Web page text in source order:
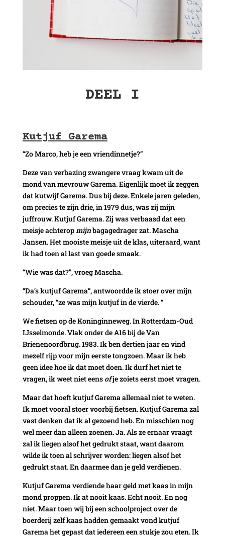
DEEL I
Kutjuf Garema
“Zo Marco, heb je een vriendinnetje?”
Deze van verbazing zwangere vraag kwam uit de
mond van mevrouw Garema. Eigenlijk moet ik zeggen
dat kutwijf Garema. Dus bij deze. Enkele jaren geleden,
om precies te zijn drie, in 1979 dus, was zij mijn
juffrouw. Kutjuf Garema. Zij was verbaasd dat een
meisje achteropmijnbagagedrager zat. Mascha
Jansen. Het mooiste meisje uit de klas, uiteraard, want
ik had toen al last van goede smaak.
“Wie was dat?”, vroeg Mascha.
“Da’s kutjuf Garema”, antwoordde ik stoer over mijn
schouder, “ze was mijn kutjuf in de vierde. “
We fietsen op de Koninginneweg. In Rotterdam-Oud
IJsselmonde. Vlak onder de A16 bij de Van
Brienenoordbrug. 1983. Ik ben dertien jaar en vind
mezelf rijp voor mijn eerste tongzoen. Maar ik heb
geen idee hoe ik dat moet doen. Ik durf het niet te
vragen, ik weet niet eens ofje zoiets eerst moet vragen.
Maar dat hoeft kutjuf Garema allemaal niet te weten.
Ik moet vooral stoer voorbij fietsen. Kutjuf Garema zal
vast denken dat ik al gezoend heb. En misschien nog
wel meer dan alleen zoenen. Ja. Als ze ernaar vraagt
zal ik liegen alsof het gedrukt staat, want daarom
wilde ik toen al schrijver worden: liegen alsof het
gedrukt staat. En daarmee dan je geld verdienen.
Kutjuf Garema verdiende haar geld met kaas in mijn
mond proppen. Ik at nooit kaas. Echt nooit. En nog
niet. Maar toen wij bij een schoolproject over de
boerderij zelf kaas hadden gemaakt vond kutjuf
Garema het gepast dat iedereen een stukje zou eten. Ik